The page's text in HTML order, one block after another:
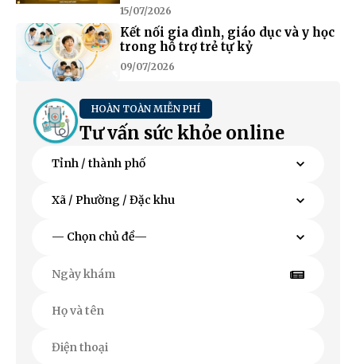
15/07/2026
Kết nối gia đình, giáo dục và y học
trong hỗ trợ trẻ tự kỷ
09/07/2026
HOÀN TOÀN MIỄN PHÍ
Tư vấn sức khỏe online